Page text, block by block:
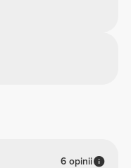
6 opinii